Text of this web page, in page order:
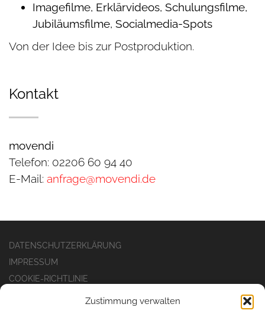
Zustimmung verwalten
Imagefilme, Erklärvideos, Schulungsfilme,
Jubiläumsfilme, Socialmedia-Spots
Von der Idee bis zur Postproduktion.
Kontakt
movendi
Telefon: 02206 60 94 40
E-Mail: anfrage@movendi.de
DATENSCHUTZERKLÄRUNG
IMPRESSUM
COOKIE-RICHTLINIE